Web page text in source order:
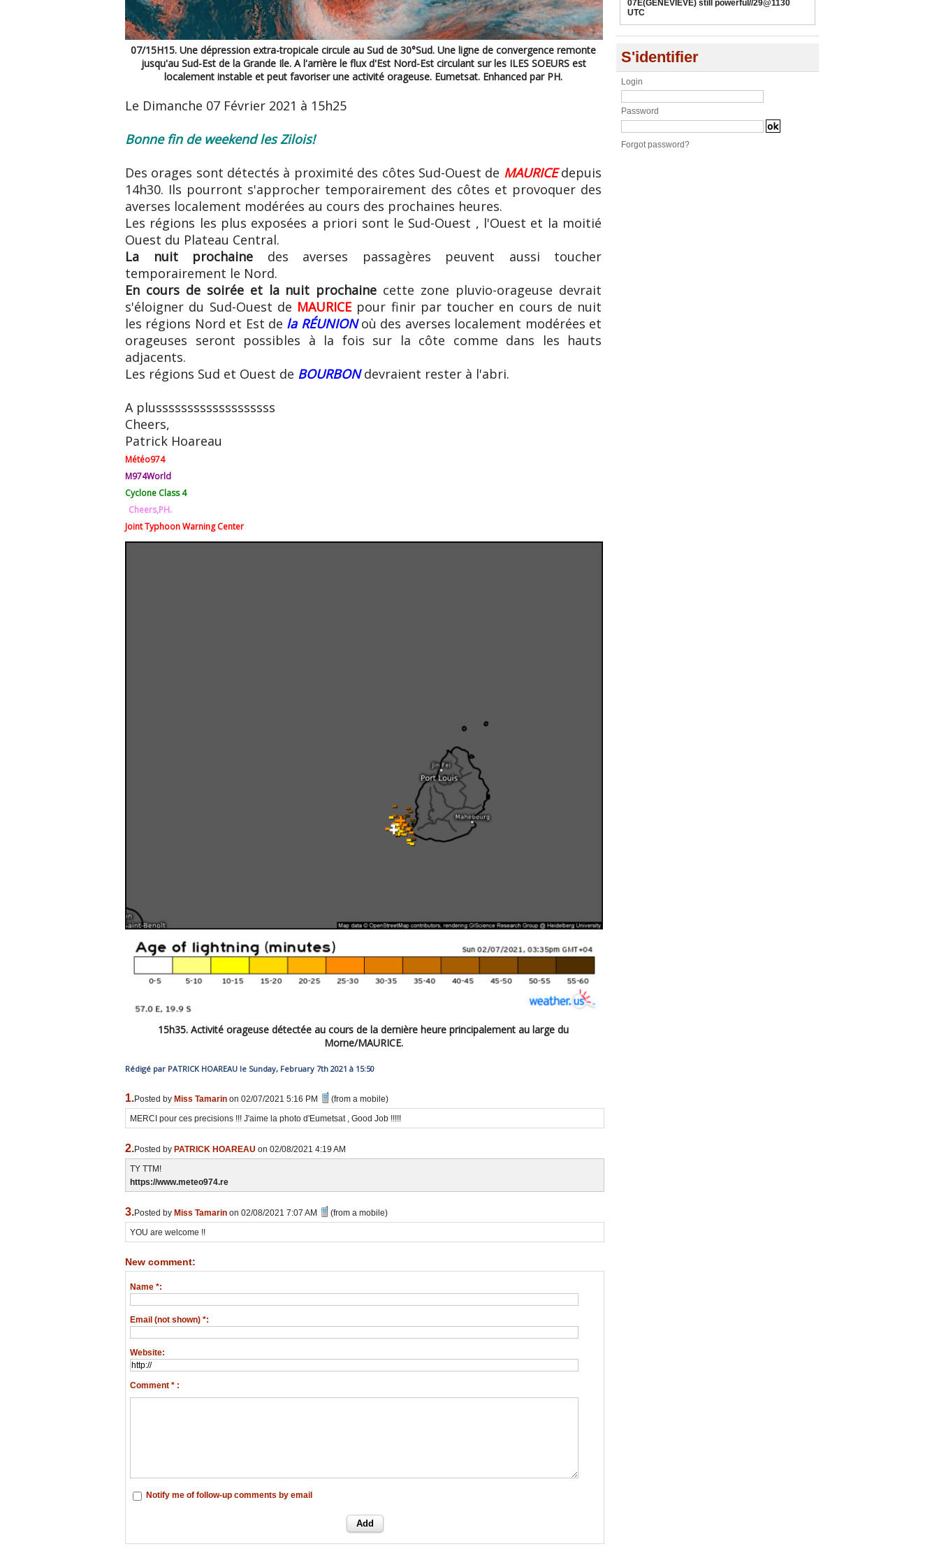
07/15H15. Une dépression extra-tropicale circule au Sud de 30°Sud. Une ligne de convergence remonte
jusqu'au Sud-Est de la Grande Ile. A l'arrière le flux d'Est Nord-Est circulant sur les ILES SOEURS est
localement instable et peut favoriser une activité orageuse. Eumetsat. Enhanced par PH.
Le Dimanche 07 Février 2021 à 15h25
Bonne fin de weekend les Zilois!
Des orages sont détectés à proximité des côtes Sud-Ouest de MAURICEdepuis
14h30. Ils pourront s'approcher temporairement des côtes et provoquer des
averses localement modérées au cours des prochaines heures.
Les régions les plus exposées a priori sont le Sud-Ouest , l'Ouest et la moitié
Ouest du Plateau Central.
La nuit prochaine des averses passagères peuvent aussi toucher
temporairement le Nord.
En cours de soirée et la nuit prochaine cette zone pluvio-orageuse devrait
s'éloigner du Sud-Ouest de MAURICE pour finir par toucher en cours de nuit
les régions Nord et Est de la RÉUNIONoù des averses localement modérées et
orageuses seront possibles à la fois sur la côte comme dans les hauts
adjacents.
Les régions Sud et Ouest de BOURBONdevraient rester à l'abri.
A plusssssssssssssssssss
Cheers,
Patrick Hoareau
Météo974
M974World
Cyclone Class 4
Cheers,PH.
Joint Typhoon Warning Center
15h35. Activité orageuse détectée au cours de la dernière heure principalement au large du
Morne/MAURICE.
Rédigé par PATRICK HOAREAU le Sunday, February 7th 2021 à 15:50
1.Posted by Miss Tamarin on 02/07/2021 5:16 PM
(from a mobile)
MERCI pour ces precisions !!! J'aime la photo d'Eumetsat , Good Job !!!!!
2.Posted by PATRICK HOAREAU on 02/08/2021 4:19 AM
TY TTM!
https://www.meteo974.re
3.Posted by Miss Tamarin on 02/08/2021 7:07 AM
(from a mobile)
YOU are welcome !!
New comment:
Name *:
Email (not shown) *:
Website:
Comment * :
Notify me of follow-up comments by email
07E(GENEVIEVE) still powerful//29@1130
UTC
S'identifier
Login
Password
Forgot password?